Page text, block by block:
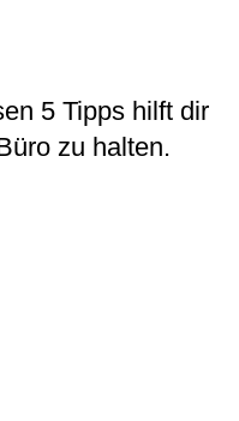
5 Tipps hilft dir
zu halten.